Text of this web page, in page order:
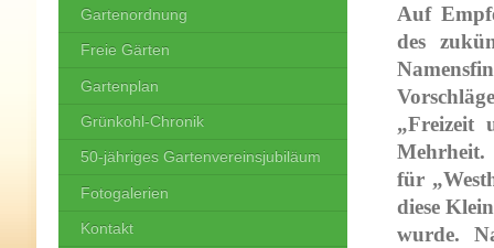
Auf
des
„Freizeit
Mehrheit.
für
diese
wurde.
Gartenordnung
Freie Gärten
Gartenplan
Grünkohl-Chronik
50-jähriges Gartenvereinsjubiläum
Fotogalerien
Kontakt